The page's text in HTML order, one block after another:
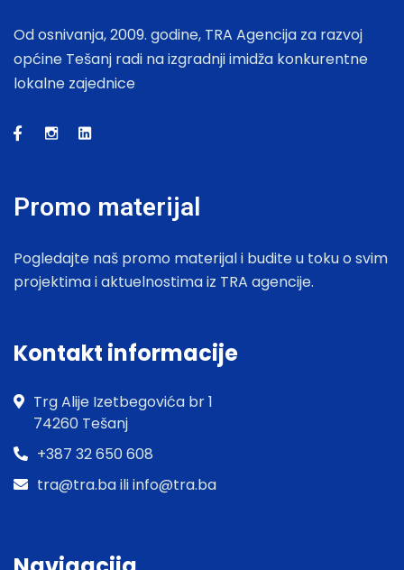
Od osnivanja, 2009. godine, TRA Agencija za razvoj
općine Tešanj radi na izgradnji imidža konkurentne
lokalne zajednice
Promo materijal
Pogledajte naš promo materijal i budite u toku o svim
projektima i aktuelnostima iz TRA agencije.
Kontakt informacije
Trg Alije Izetbegovića br 1
74260 Tešanj
+387 32 650 608
tra@tra.ba ili info@tra.ba